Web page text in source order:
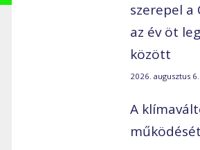
szerepel a
az év öt
között
2026. augusztus 6.
A